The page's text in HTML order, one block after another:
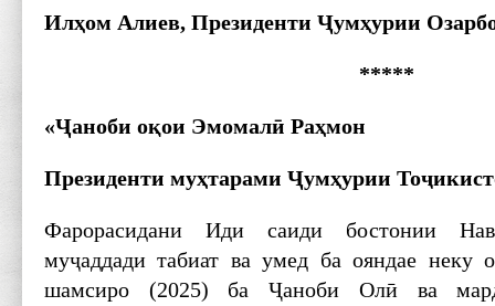
Илҳом Алиев, Президенти Ҷумҳурии
*****
«Ҷаноби оқои Эмомалӣ Раҳмон
Президенти муҳтарами Ҷумҳурии
Фарорасидани Иди саиди бостонии
муҷаддади табиат ва умед ба ояндае неку
шамсиро (2025) ба Ҷаноби Олӣ ва